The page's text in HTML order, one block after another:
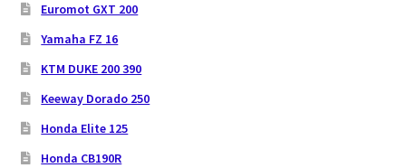
Euromot GXT 200
Yamaha FZ 16
KTM DUKE 200 390
Keeway Dorado 250
Honda Elite 125
Honda CB190R